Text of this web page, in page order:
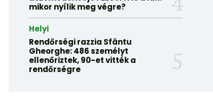
mikor nyílik meg végre?
Helyi
Rendőrségi razzia Sfântu
Gheorghe: 486 személyt
ellenőriztek, 90-et vitték a
rendőrségre